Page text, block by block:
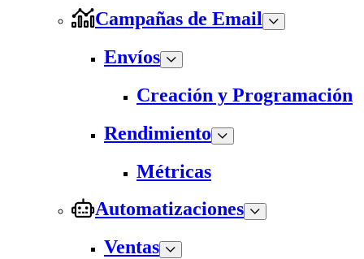
Campañas de Email
Envíos
Creación y Programación
Rendimiento
Métricas
Automatizaciones
Ventas